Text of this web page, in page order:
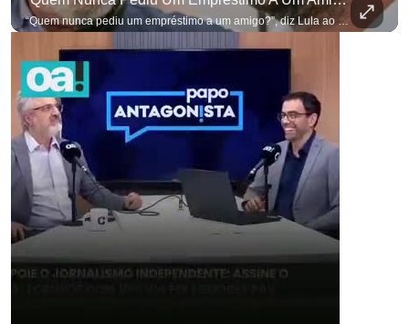
“Quem nunca pediu um empréstimo a um amigo?”, diz Lula ao defender seu ex-chefe de gabinete Marcola, que recebeu R$ 249 mil de uma empresa ligada a uma amiga de Lulinha. #OAntagonista Se você busca informação com credibilidade, inscreva-se agora e ative o